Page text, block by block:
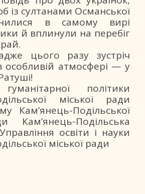
із султанами Османської
в самому вирі
й вплинули на перебіг
цього разу зустріч
особливій атмосфері — у
політики
міської ради
Кам’янець-Подільської
Кам’янець-Подільська
освіти і науки
міської ради